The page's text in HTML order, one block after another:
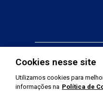
Cookies nesse site
Utilizamos cookies para
informações na Política de